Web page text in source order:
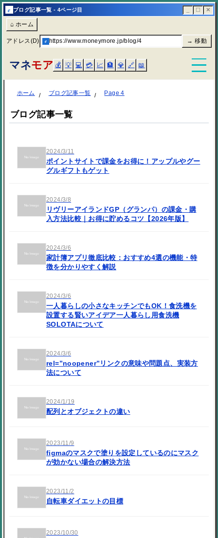
e ブログ記事一覧 - 4ページ目 ☐ ✕
⌂ ホーム
アドレス(D) e https://www.moneymore.jp/blog/4 → 移動
マネモア 💰 💡 💻 💳 📈 🏦 💎 🔗 📖
ホーム ブログ記事一覧 Page 4
ブログ記事一覧
2024/3/11
ポイントサイトで課金をお得に！アップルやグー
グルギフトもゲット
2024/3/8
リヴリーアイランドGP（グランパ）の課金・購
入方法比較｜お得に貯めるコツ【2026年版】
2024/3/6
家計簿アプリ徹底比較：おすすめ4選の機能・特
徴を分かりやすく解説
2024/3/6
一人暮らしの小さなキッチンでもOK！食洗機を
設置する賢いアイデア一人暮らし用食洗機
SOLOTAについて
2024/3/6
rel=”noopener”リンクの意味や問題点、実装方
法について
2024/1/19
配列とオブジェクトの違い
2023/11/9
figmaのマスクで塗りを設定しているのにマスク
が効かない場合の解決方法
2023/11/2
自転車ダイエットの目標
2023/10/30